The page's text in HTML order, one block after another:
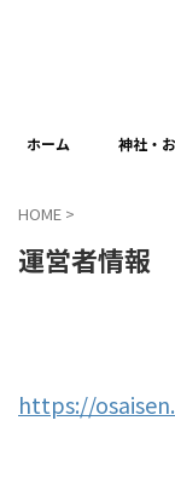
ホーム 神社・
HOME >
運営者情報
https://